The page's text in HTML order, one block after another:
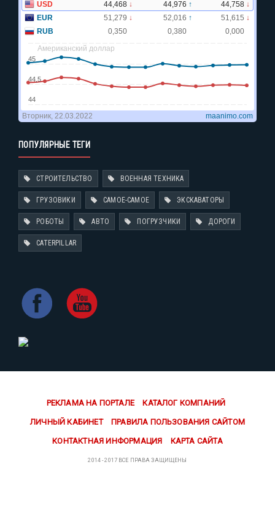
ПОПУЛЯРНЫЕ ТЕГИ
СТРОИТЕЛЬСТВО ВОЕННАЯ ТЕХНИКА
ГРУЗОВИКИ САМОЕ-САМОЕ ЭКСКАВАТОРЫ
РОБОТЫ АВТО ПОГРУЗЧИКИ ДОРОГИ
CATERPILLAR
РЕКЛАМА НА ПОРТАЛЕ КАТАЛОГ КОМПАНИЙ
ЛИЧНЫЙ КАБИНЕТ ПРАВИЛА ПОЛЬЗОВАНИЯ САЙТОМ
КОНТАКТНАЯ ИНФОРМАЦИЯ КАРТА САЙТА
2014 - 2017 ВСЕ ПРАВА ЗАЩИЩЕНЫ